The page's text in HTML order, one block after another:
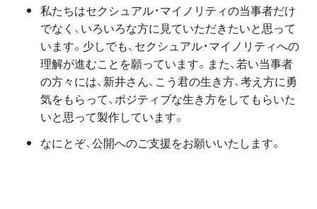
私たちはセクシュアル・マイノリティの当事者だけ
でなく、いろいろな方に見ていただきたいと思って
います。少しでも、セクシュアル・マイノリティへの
理解が進むことを願っています。また、若い当事者
の方々には、新井さん、こう君の生き方、考え方に勇
気をもらって、ポジティブな生き方をしてもらいた
いと思って製作しています。
なにとぞ、公開へのご支援をお願いいたします。